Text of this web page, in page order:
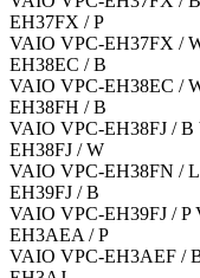
EH37FX / P
VAIO VPC-EH37FX /
EH38EC / B
VAIO VPC-EH38EC /
EH38FH / B
VAIO VPC-EH38FJ /
EH38FJ / W
VAIO VPC-EH38FN /
EH39FJ / B
VAIO VPC-EH39FJ /
EH3AEA / P
VAIO VPC-EH3AEF /